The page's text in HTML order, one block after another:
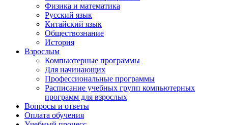
Физика и математика
Русский язык
Китайский язык
Обществознание
История
Взрослым
Компьютерные программы
Для начинающих
Профессиональные программы
Расписание учебных групп компьютерных
программ для взрослых
Вопросы и ответы
Оплата обучения